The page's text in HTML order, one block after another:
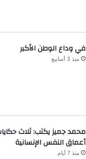
في وداع الوطن الأكبر
منذ 3 أسابيع
محمد جميز يكتب: ثلاث
أعماق النفس الإنسانية
منذ 7 أيام